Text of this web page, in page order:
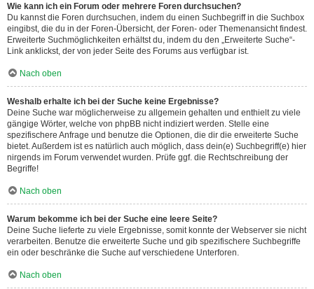
Wie kann ich ein Forum oder mehrere Foren durchsuchen?
Du kannst die Foren durchsuchen, indem du einen Suchbegriff in die Suchbox
eingibst, die du in der Foren-Übersicht, der Foren- oder Themenansicht findest.
Erweiterte Suchmöglichkeiten erhältst du, indem du den „Erweiterte Suche“-
Link anklickst, der von jeder Seite des Forums aus verfügbar ist.
Nach oben
Weshalb erhalte ich bei der Suche keine Ergebnisse?
Deine Suche war möglicherweise zu allgemein gehalten und enthielt zu viele
gängige Wörter, welche von phpBB nicht indiziert werden. Stelle eine
spezifischere Anfrage und benutze die Optionen, die dir die erweiterte Suche
bietet. Außerdem ist es natürlich auch möglich, dass dein(e) Suchbegriff(e) hier
nirgends im Forum verwendet wurden. Prüfe ggf. die Rechtschreibung der
Begriffe!
Nach oben
Warum bekomme ich bei der Suche eine leere Seite?
Deine Suche lieferte zu viele Ergebnisse, somit konnte der Webserver sie nicht
verarbeiten. Benutze die erweiterte Suche und gib spezifischere Suchbegriffe
ein oder beschränke die Suche auf verschiedene Unterforen.
Nach oben